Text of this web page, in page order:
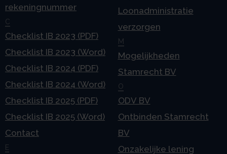
rekeningnummer
C
Checklist IB 2023 (PDF)
Checklist IB 2023 (Word)
Checklist IB 2024 (PDF)
Checklist IB 2024 (Word)
Checklist IB 2025 (PDF)
Checklist IB 2025 (Word)
Contact
E
Loonadministratie
verzorgen
M
Mogelijkheden
Stamrecht BV
O
ODV BV
Ontbinden Stamrecht
BV
Onzakelijke lening